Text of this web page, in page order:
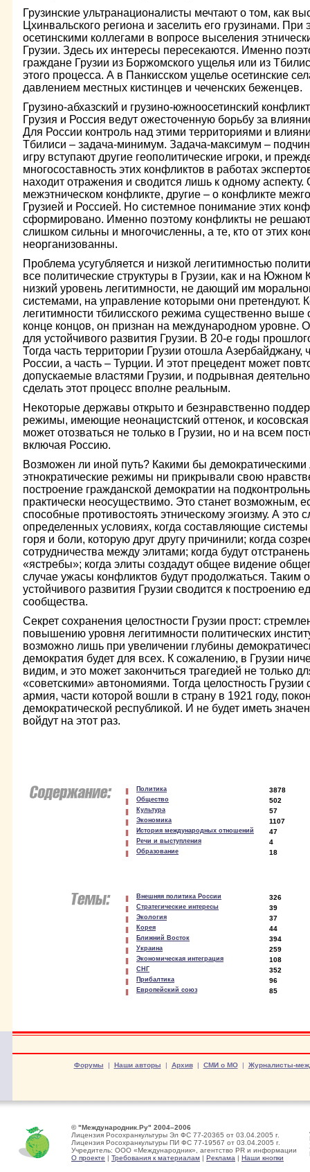
Грузинские ультранационалисты мечтают о том, как
Цхинвальского региона и заселить его грузинами.
осетинскими коллегами в вопросе выселения
Грузии. Здесь их интересы пересекаются. Именно
граждане Грузии из Боржомского ущелья или из
этого процесса. А в Панкисском ущелье осетинские
давлением местных кистинцев и чеченских беженцев.
Грузино-абхазский и грузино-южноосетинский
Грузия и Россия ведут ожесточенную борьбу за
Для России контроль над этими территориями и
Тбилиси – задача-минимум. Задача-максимум –
игру вступают другие геополитические игроки, и
многосоставность этих конфликтов в работах
находит отражения и сводится лишь к одному аспекту.
межэтническом конфликте, другие – о конфликте
Грузией и Россией. Но системное понимание этих
сформировано. Именно поэтому конфликты не
слишком сильны и многочисленны, а те, кто от этих
неорганизованны.
Проблема усугубляется и низкой легитимностью
все политические структуры в Грузии, как и на Южном
низкий уровень легитимности, не дающий им
системами, на управление которыми они претендуют.
легитимности тбилисского режима существенно выше
конце концов, он признан на международном уровне.
для устойчивого развития Грузии. В 20-е годы
Тогда часть территории Грузии отошла Азербайджану,
России, а часть – Турции. И этот прецедент может
допускаемые властями Грузии, и подрывная
сделать этот процесс вполне реальным.
Некоторые державы открыто и безнравственно
режимы, имеющие неонацистский оттенок, и
может отозваться не только в Грузии, но и на всем
включая Россию.
Возможен ли иной путь? Какими бы
этнократические режимы ни прикрывали свою
построение гражданской демократии на
практически неосуществимо. Это станет возможным,
способные противостоять этническому эгоизму. А это
определенных условиях, когда составляющие
горя и боли, которую друг другу причинили; когда
сотрудничества между элитами; когда будут
«ястребы»; когда элиты создадут общее видение
случае ужасы конфликтов будут продолжаться. Таким
устойчивого развития Грузии сводится к построению
сообщества.
Секрет сохранения целостности Грузии прост:
повышению уровня легитимности политических
возможно лишь при увеличении глубины
демократия будет для всех. К сожалению, в Грузии
видим, и это может закончиться трагедией не только
«советскими» автономиями. Тогда целостность Грузии
армия, части которой вошли в страну в 1921 году,
демократической республикой. И не будет иметь
войдут на этот раз.
Политика 3878
Общество 502
Культура 57
Экономика 1107
История международных отношений 47
Речи и выступления 4
Образование 18
Внешняя политика России 326
Стратегические интересы 39
Экология 37
Корея 44
Ближний Восток 394
Украина 259
Экономическая интеграция 108
СНГ 352
Прибалтика 96
Европейский союз 85
Форумы | Наши авторы | Архив| СМИ о МО| Журналисты-
© "Международник.Ру" 2004–2006
Лицензия Росохранкультуры Эл ФС 77-20365 от 03.04.2005 г.
Лицензия Росохранкультуры ПИ ФС 77-19567 от 03.04.2005 г.
Учредитель: ООО «Международник», агентство PR и информации
О проекте | Требования к материалам | Реклама | Наши кнопки